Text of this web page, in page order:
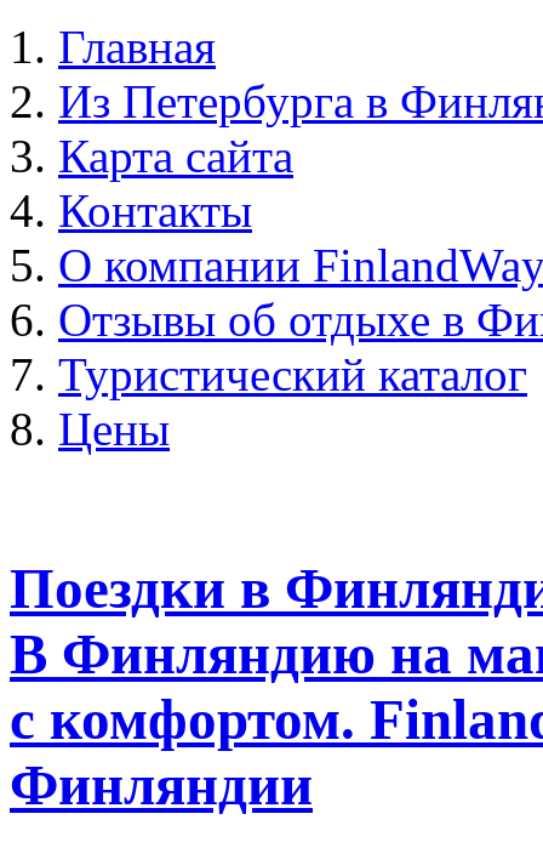
Главная
Из Петербурга в
Карта сайта
Контакты
О компании
Отзывы об отдыхе в
Туристический каталог
Цены
Поездки в
В Финляндию на
с комфортом.
Финляндии